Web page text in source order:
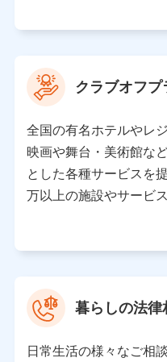
上記に係る案内・手続
【当該個人データの管理に
所・代表者名】
当該個人データを取り扱
り）
東京都千代田区永田町2丁
株式会社NTTドコモ 代
東京都中央区日本橋人形
ビル 3F
※ 当社および株式会社
データ憲章」に定める行
クラブオフプ
全国の有名ホテルやレ
映画や舞台・美術館な
とした各種サービスを
万以上の施設やサービ
暮らしの法律
日常生活の様々なご相